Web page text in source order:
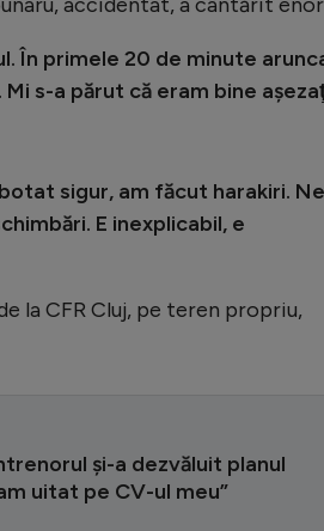
În primele 20 de minute
s-a părut că eram bine
sigur, am făcut harakiri.
E inexplicabil, e
la CFR Cluj, pe teren propriu,
și-a dezvăluit planul
uitat pe CV-ul meu”